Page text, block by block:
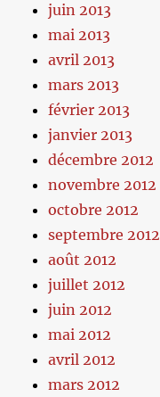
juin 2013
mai 2013
avril 2013
mars 2013
février 2013
janvier 2013
décembre 2012
novembre 2012
octobre 2012
septembre 2012
août 2012
juillet 2012
juin 2012
mai 2012
avril 2012
mars 2012